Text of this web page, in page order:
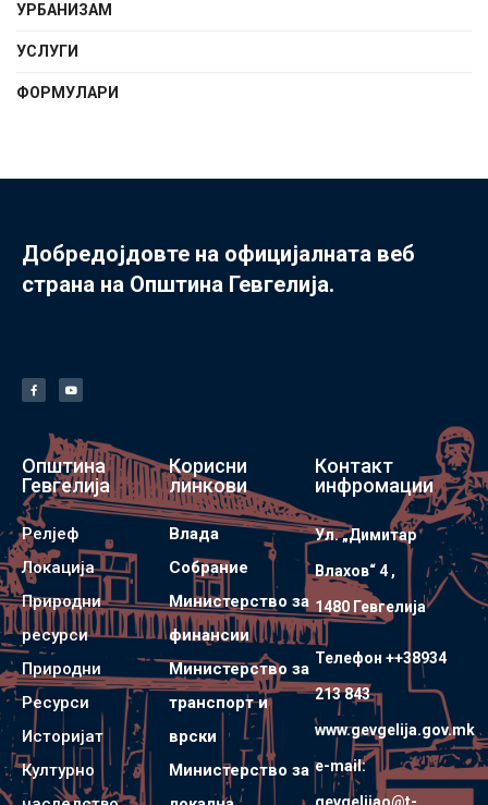
УРБАНИЗАМ
УСЛУГИ
ФОРМУЛАРИ
Добредојдовте на официјалната веб
страна на Општина Гевгелија.
Општина
Гевгелија
Релјеф
Локација
Природни
ресурси
Природни
Ресурси
Историјат
Културно
Корисни
линкови
Влада
Собрание
Министерство за
финансии
Министерство за
транспорт и
врски
Министерство за
Контакт
инфромации
Ул. „Димитар
Влахов“ 4 ,
1480 Гевгелијa
Телефон ++38934
213 843
www.gevgelija.gov.mk
e-mail: